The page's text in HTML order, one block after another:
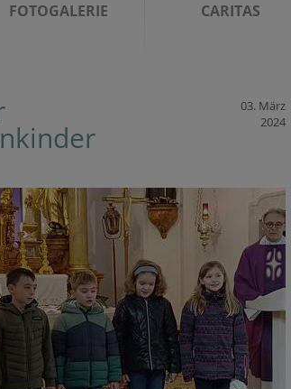
FOTOGALERIE CARITAS
03. März
2024